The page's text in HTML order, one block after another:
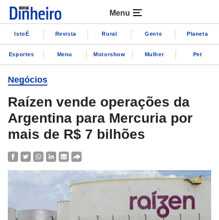
Menu
IstoÉ Revista Rural Gente Planeta
Esportes Menu Motorshow Mulher Pet
Negócios
Raízen vende operações da
Argentina para Mercuria por
mais de R$ 7 bilhões